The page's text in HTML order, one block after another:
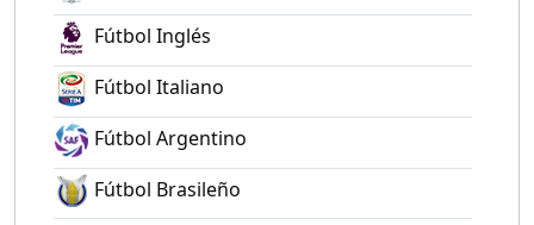
Fútbol Inglés
Fútbol Italiano
Fútbol Argentino
Fútbol Brasileño